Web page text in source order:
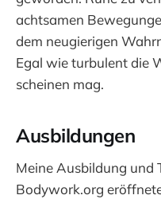
achtsamen
dem neugierigen
Egal wie turbulent die
scheinen mag.
Ausbildungen
Meine Ausbildung und
Bodywork.org